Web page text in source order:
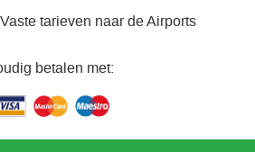
Vaste tarieven naar de Airports
betalen met: